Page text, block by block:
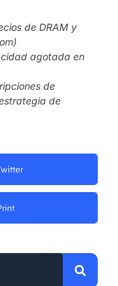
de DRAM y
agotada en
de
de